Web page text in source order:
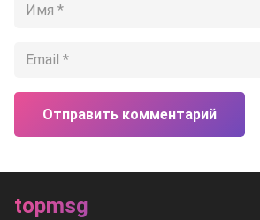
Отправить комментарий
topmsg